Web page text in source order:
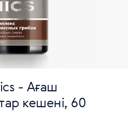
- Ағаш
кешені, 60